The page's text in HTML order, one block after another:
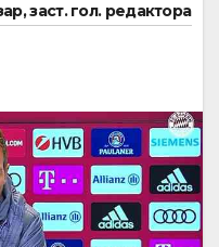
заст. гол. редактора